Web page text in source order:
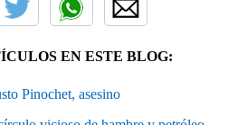
EN ESTE BLOG:
Pinochet, asesino